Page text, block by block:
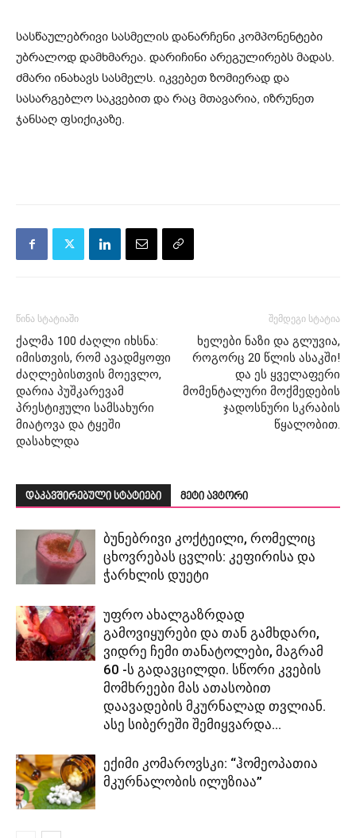
სასწაულებრივი სასმელის დანარჩენი კომპონენტები
უბრალოდ დამხმარეა. დარიჩინი არეგულირებს მადას.
ძმარი ინახავს სასმელს. იკვებეთ ზომიერად და
სასარგებლო საკვებით და რაც მთავარია, იზრუნეთ
ჯანსაღ ფსიქიკაზე.
წინა სტატიაში
ქალმა 100 ძაღლი იხსნა:
იმისთვის, რომ ავადმყოფი
ძაღლებისთვის მოევლო,
დარია პუშკარევამ
პრესტიჟული სამსახური
მიატოვა და ტყეში
დასახლდა
შემდეგი სტატია
ხელები ნაზი და გლუვია,
როგორც 20 წლის ასაკში!
და ეს ყველაფერი
მომენტალური მოქმედების
ჯადოსნური სკრაბის
წყალობით.
დაკავშირებული სტატიები მეტი ავტორი
ბუნებრივი კოქტეილი, რომელიც
ცხოვრებას ცვლის: კეფირისა და
ჭარხლის დუეტი
უფრო ახალგაზრდად
გამოვიყურები და თან გამხდარი,
ვიდრე ჩემი თანატოლები, მაგრამ
60 -ს გადავცილდი. სწორი კვების
მომხრეები მას ათასობით
დაავადების მკურნალად თვლიან.
ასე სიბერეში შემიყვარდა...
ექიმი კომაროვსკი: “ჰომეოპათია
მკურნალობის ილუზიაა”